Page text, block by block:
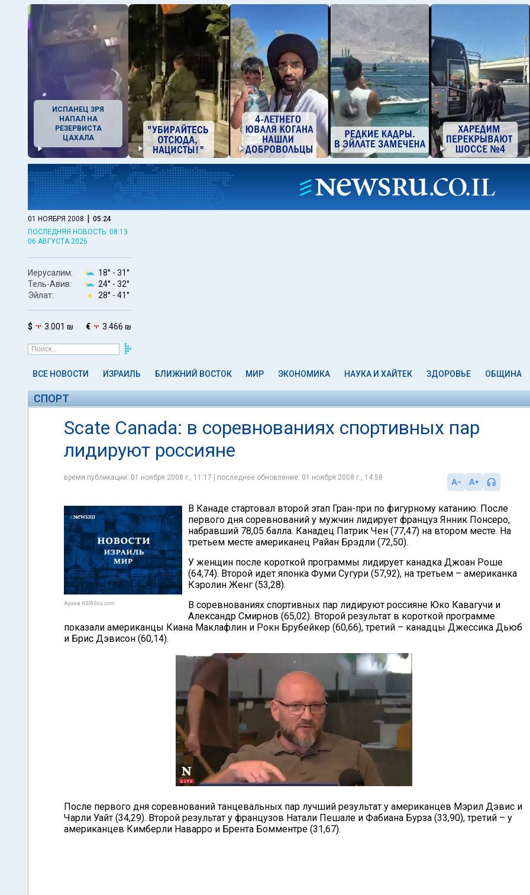
ИСПАНЕЦ ЗРЯ
НАПАЛ НА
РЕЗЕРВИСТА
ЦАХАЛА
01 НОЯБРЯ 2008 | 05:24
ПОСЛЕДНЯЯ НОВОСТЬ: 08:13
06 АВГУСТА 2026
Иерусалим: 18° - 31°
Тель-Авив:
24° - 32°
Эйлат:
28° - 41°
$ 3.001 ₪ € 3.466 ₪
ВСЕ НОВОСТИ ИЗРАИЛЬ БЛИЖНИЙ ВОСТОК МИР ЭКОНОМИКА НАУКА И ХАЙТЕК ЗДОРОВЬЕ ОБЩИНА
СПОРТ
Scate Canada: в соревнованиях спортивных пар
лидируют россияне
время публикации: 01 ноября 2008 г., 11:17 | последнее обновление: 01 ноября 2008 г., 14:58
Архив NEWSru.com
В Канаде стартовал второй этап Гран-при по фигурному катанию. После
первого дня соревнований у мужчин лидирует француз Янник Понсеро,
набравший 78,05 балла. Канадец Патрик Чен (77,47) на втором месте. На
третьем месте американец Райан Брэдли (72,50).
У женщин после короткой программы лидирует канадка Джоан Роше
(64,74). Второй идет японка Фуми Сугури (57,92), на третьем – американка
Кэролин Женг (53,28).
В соревнованиях спортивных пар лидируют россияне Юко Кавагучи и
Александр Смирнов (65,02). Второй результат в короткой программе
показали американцы Киана Маклафлин и Рокн Брубейкер (60,66), третий – канадцы Джессика Дьюб
и Брис Дэвисон (60,14).
После первого дня соревнований танцевальных пар лучший результат у американцев Мэрил Дэвис и
Чарли Уайт (34,29). Второй результат у французов Натали Пешале и Фабиана Бурза (33,90), третий – у
американцев Кимберли Наварро и Брента Бомментре (31,67).